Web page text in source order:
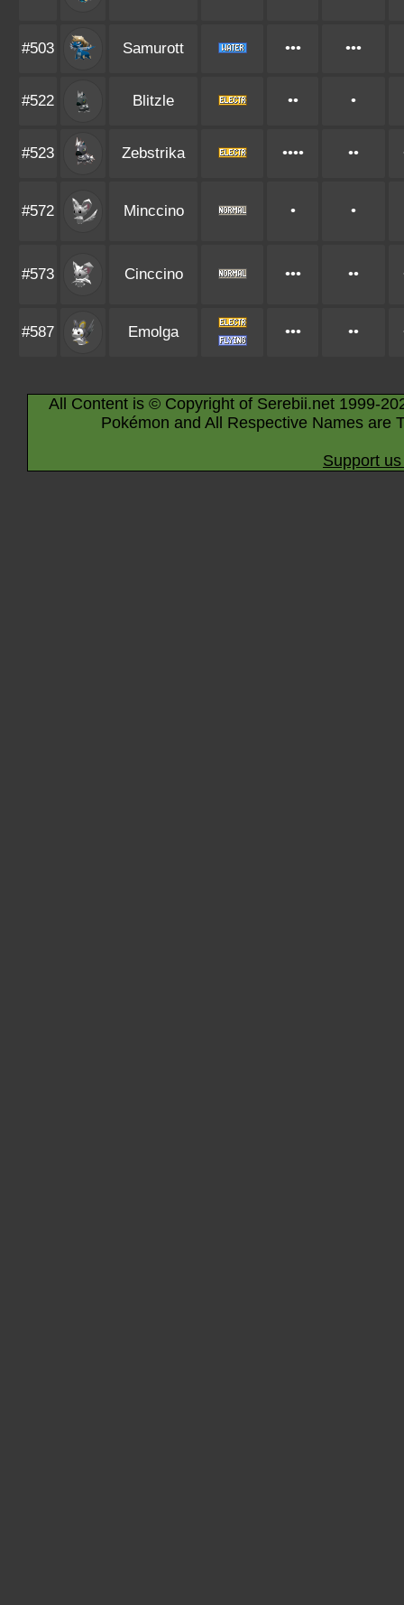
#503 Samurott ••• •••
#522 Blitzle •• •
#523 Zebstrika •••• ••
#572 Minccino • •
#573 Cinccino ••• ••
#587 Emolga ••• ••
All Content is © Copyright of Serebii.net 1999-
Pokémon and All Respective Names are
Support